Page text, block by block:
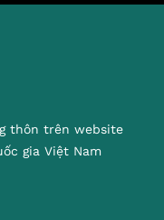
thôn trên website
gia Việt Nam